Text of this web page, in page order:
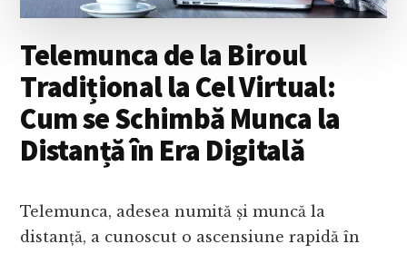
Telemunca de la Biroul
Tradițional la Cel Virtual:
Cum se Schimbă Munca la
Distanță în Era Digitală
Telemunca, adesea numită și muncă la
distanță, a cunoscut o ascensiune rapidă în